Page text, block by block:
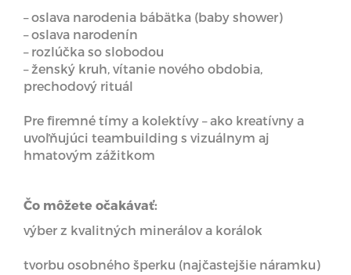
– oslava narodenia bábätka (baby shower)
– oslava narodenín
– rozlúčka so slobodou
– ženský kruh, vítanie nového obdobia,
prechodový rituál
Pre firemné tímy a kolektívy – ako kreatívny a
uvoľňujúci teambuilding s vizuálnym aj
hmatovým zážitkom
Čo môžete očakávať:
výber z kvalitných minerálov a korálok
tvorbu osobného šperku (najčastejšie náramku)